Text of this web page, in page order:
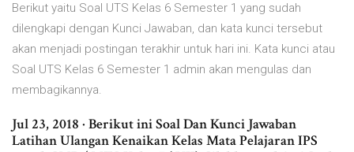
Berikut yaitu Soal UTS Kelas 6 Semester 1 yang sudah
dilengkapi dengan Kunci Jawaban, dan kata kunci tersebut
akan menjadi postingan terakhir untuk hari ini. Kata kunci atau
Soal UTS Kelas 6 Semester 1 admin akan mengulas dan
membagikannya.
Jul 23, 2018 · Berikut ini Soal Dan Kunci Jawaban
Latihan Ulangan Kenaikan Kelas Mata Pelajaran IPS